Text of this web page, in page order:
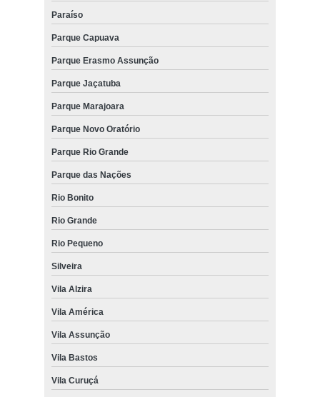
Paraíso
Parque Capuava
Parque Erasmo Assunção
Parque Jaçatuba
Parque Marajoara
Parque Novo Oratório
Parque Rio Grande
Parque das Nações
Rio Bonito
Rio Grande
Rio Pequeno
Silveira
Vila Alzira
Vila América
Vila Assunção
Vila Bastos
Vila Curuçá